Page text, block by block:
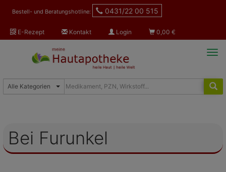
Bestell- und Beratungshotline: 0431/22 00 515
E-Rezept Kontakt Login 0,00 €
Bei Furunkel